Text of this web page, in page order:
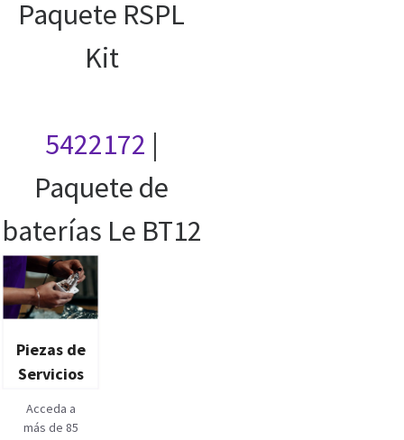
Paquete RSPL
Kit
5422172 |
Paquete de
baterías Le BT12
Piezas de
Servicios
Acceda a
más de 85